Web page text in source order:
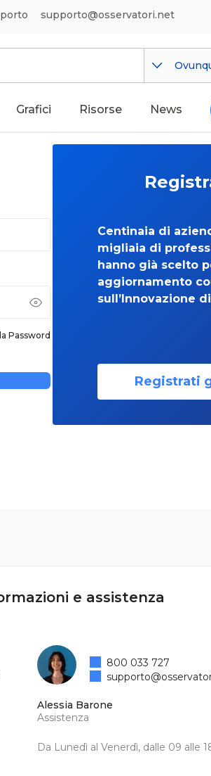
supporto@osservatori.net
Grafici Risorse News
Password
Centinaia di
migliaia di
hanno già scelto
aggiornamento
sull’Innovazione
Registrati
e assistenza
Alessia Barone
Assistenza
Da Lunedì al Venerdì, dalle 09 alle
800 033 727